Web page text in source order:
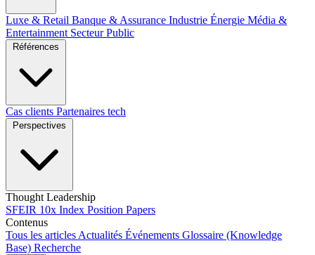
Luxe & Retail Banque & Assurance Industrie Énergie Média &
Entertainment Secteur Public
Références
Cas clients Partenaires tech
Perspectives
Thought Leadership
SFEIR 10x Index Position Papers
Contenus
Tous les articles Actualités Événements Glossaire (Knowledge
Base) Recherche